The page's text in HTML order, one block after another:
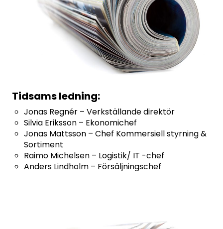
Tidsams ledning:
Jonas Regnér – Verkställande direktör
Silvia Eriksson – Ekonomichef
Jonas Mattsson – Chef Kommersiell styrning &
Sortiment
Raimo Michelsen – Logistik/ IT -chef
Anders Lindholm – Försäljningschef